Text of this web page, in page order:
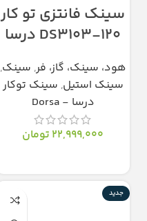
سینک فانتزی تو کار
DS3103-120 درسا
هود، سینک، گاز، فر, سینک,
سینک استیل, سینک توکار
درسا - Dorsa
22,999,000 تومان
جدید